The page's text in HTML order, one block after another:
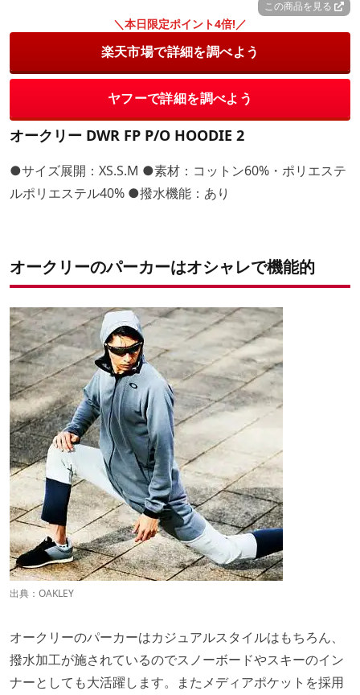
この商品を見る
＼本日限定ポイント4倍!／
楽天市場で詳細を調べよう
ヤフーで詳細を調べよう
オークリー DWR FP P/O HOODIE 2
●サイズ展開：XS.S.M ●素材：コットン60%・ポリエステ
ルポリエステル40% ●撥水機能：あり
オークリーのパーカーはオシャレで機能的
出典： OAKLEY
オークリーのパーカーはカジュアルスタイルはもちろん、
撥水加工が施されているのでスノーボードやスキーのイン
ナーとしても大活躍します。またメディアポケットを採用